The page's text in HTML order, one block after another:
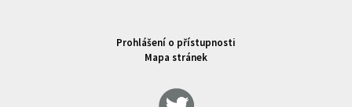
Prohlášení o přístupnosti
Mapa stránek